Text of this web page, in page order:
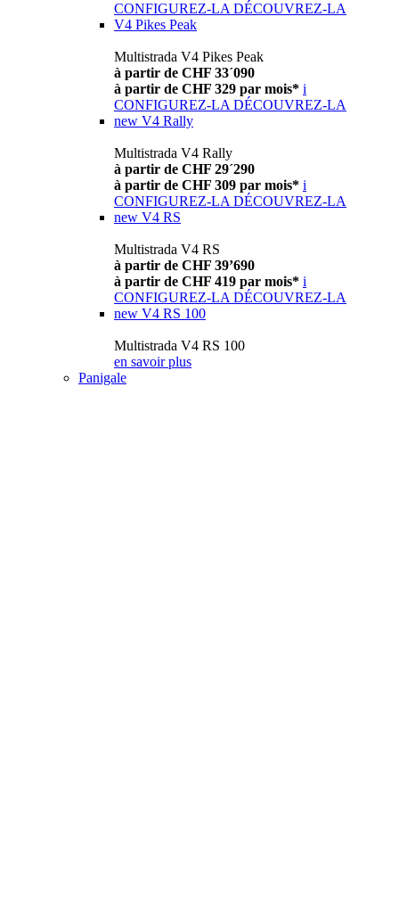
CONFIGUREZ-LA DÉCOUVREZ-LA
V4 Pikes Peak
Multistrada V4 Pikes Peak
à partir de CHF 33´090
à partir de CHF 329 par mois* i
CONFIGUREZ-LA DÉCOUVREZ-LA
new V4 Rally
Multistrada V4 Rally
à partir de CHF 29´290
à partir de CHF 309 par mois* i
CONFIGUREZ-LA DÉCOUVREZ-LA
new V4 RS
Multistrada V4 RS
à partir de CHF 39’690
à partir de CHF 419 par mois* i
CONFIGUREZ-LA DÉCOUVREZ-LA
new V4 RS 100
Multistrada V4 RS 100
en savoir plus
Panigale